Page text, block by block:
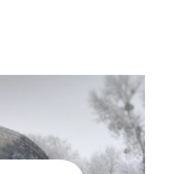
Prix de